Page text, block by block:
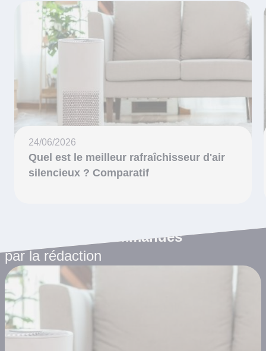
24/06/2026
Quel est le meilleur rafraîchisseur d'air
silencieux ? Comparatif
Les articles recommandés
par la rédaction